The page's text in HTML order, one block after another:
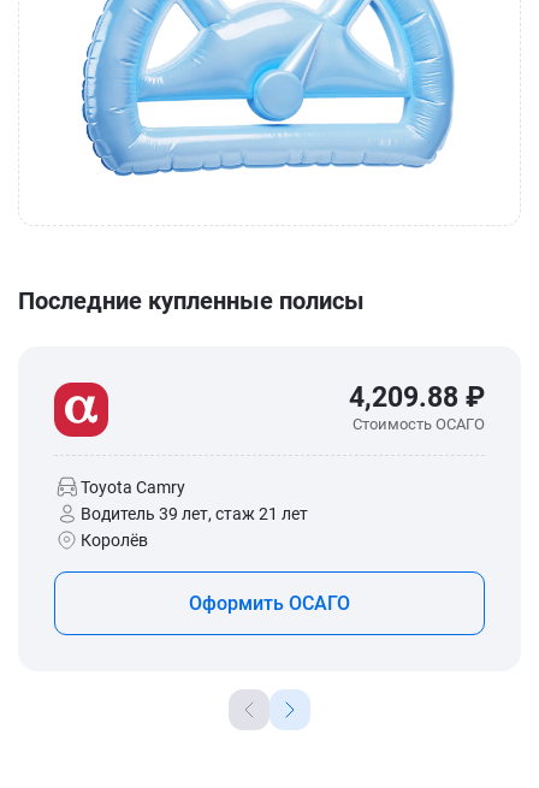
Последние купленные полисы
4,209.88 ₽
Стоимость ОСАГО
Toyota Camry
Водитель 39 лет, стаж 21 лет
Королёв
Оформить ОСАГО